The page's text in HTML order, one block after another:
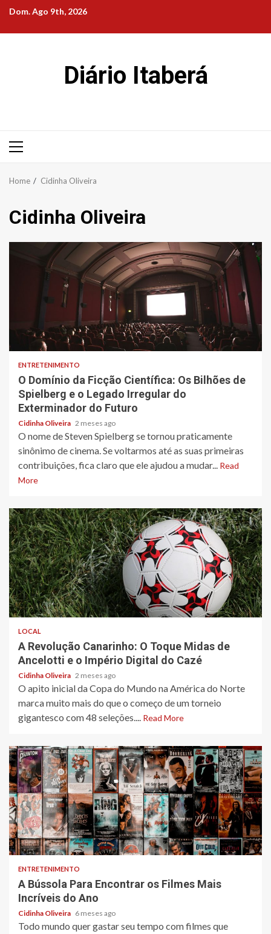
Skip
content
Dom. Ago 9th, 2026
Diário Itaberá
Primary
Home Cidinha Oliveira
Cidinha Oliveira
6 min read
ENTRETENIMENTO
O Domínio da Ficção Científica: Os Bilhões de
Spielberg e o Legado Irregular do
Exterminador do Futuro
Cidinha Oliveira 2 meses ago
O nome de Steven Spielberg se tornou praticamente
sinônimo de cinema. Se voltarmos até as suas primeiras
contribuições, fica claro que ele ajudou a mudar... Read
More
4 min read
LOCAL
A Revolução Canarinho: O Toque Midas de
Ancelotti e o Império Digital do Cazé
Cidinha Oliveira 2 meses ago
O apito inicial da Copa do Mundo na América do Norte
marca muito mais do que o começo de um torneio
gigantesco com 48 seleções.... Read More
4 min read
ENTRETENIMENTO
A Bússola Para Encontrar os Filmes Mais
Incríveis do Ano
Cidinha Oliveira 6 meses ago
Todo mundo quer gastar seu tempo com filmes que